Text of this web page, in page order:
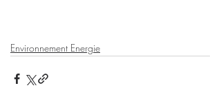
Environnement Energie